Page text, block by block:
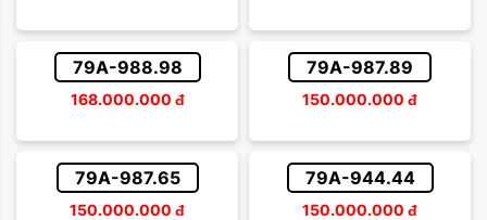
79A-988.98
168.000.000 đ
79A-987.89
150.000.000 đ
79A-987.65
150.000.000 đ
79A-944.44
150.000.000 đ